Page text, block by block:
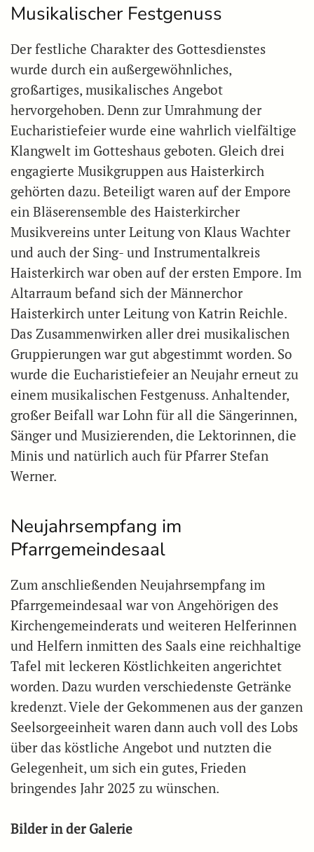
Musikalischer Festgenuss
Der festliche Charakter des Gottesdienstes
wurde durch ein außergewöhnliches,
großartiges, musikalisches Angebot
hervorgehoben. Denn zur Umrahmung der
Eucharistiefeier wurde eine wahrlich vielfältige
Klangwelt im Gotteshaus geboten. Gleich drei
engagierte Musikgruppen aus Haisterkirch
gehörten dazu. Beteiligt waren auf der Empore
ein Bläserensemble des Haisterkircher
Musikvereins unter Leitung von Klaus Wachter
und auch der Sing- und Instrumentalkreis
Haisterkirch war oben auf der ersten Empore. Im
Altarraum befand sich der Männerchor
Haisterkirch unter Leitung von Katrin Reichle.
Das Zusammenwirken aller drei musikalischen
Gruppierungen war gut abgestimmt worden. So
wurde die Eucharistiefeier an Neujahr erneut zu
einem musikalischen Festgenuss. Anhaltender,
großer Beifall war Lohn für all die Sängerinnen,
Sänger und Musizierenden, die Lektorinnen, die
Minis und natürlich auch für Pfarrer Stefan
Werner.
Neujahrsempfang im
Pfarrgemeindesaal
Zum anschließenden Neujahrsempfang im
Pfarrgemeindesaal war von Angehörigen des
Kirchengemeinderats und weiteren Helferinnen
und Helfern inmitten des Saals eine reichhaltige
Tafel mit leckeren Köstlichkeiten angerichtet
worden. Dazu wurden verschiedenste Getränke
kredenzt. Viele der Gekommenen aus der ganzen
Seelsorgeeinheit waren dann auch voll des Lobs
über das köstliche Angebot und nutzten die
Gelegenheit, um sich ein gutes, Frieden
bringendes Jahr 2025 zu wünschen.
Bilder in der Galerie